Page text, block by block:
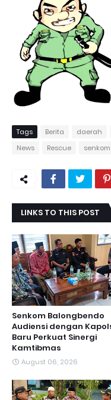
Tags Berita daerah
News
Rescue senkom
LINKS TO THIS POST
Senkom Balongbendo
Audiensi dengan
Baru Perkuat Sinergi
Kamtibmas
August 06, 2026